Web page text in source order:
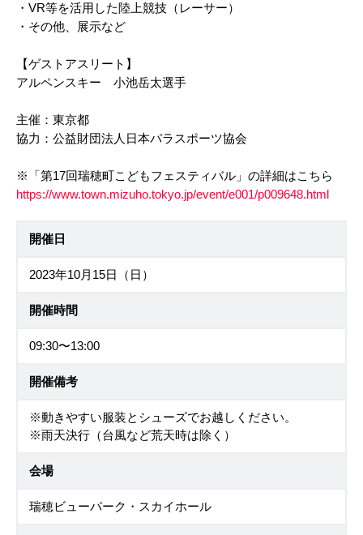
・VR等を活用した陸上競技（レーサー）
・その他、展示など
【ゲストアスリート】
アルペンスキー 小池岳太選手
主催：東京都
協力：公益財団法人日本パラスポーツ協会
※「第17回瑞穂町こどもフェスティバル」の詳細はこちら
https://www.town.mizuho.tokyo.jp/event/e001/p009648.html
開催日
2023年10月15日（日）
開催時間
09:30〜13:00
開催備考
※動きやすい服装とシューズでお越しください。
※雨天決行（台風など荒天時は除く）
会場
瑞穂ビューパーク・スカイホール